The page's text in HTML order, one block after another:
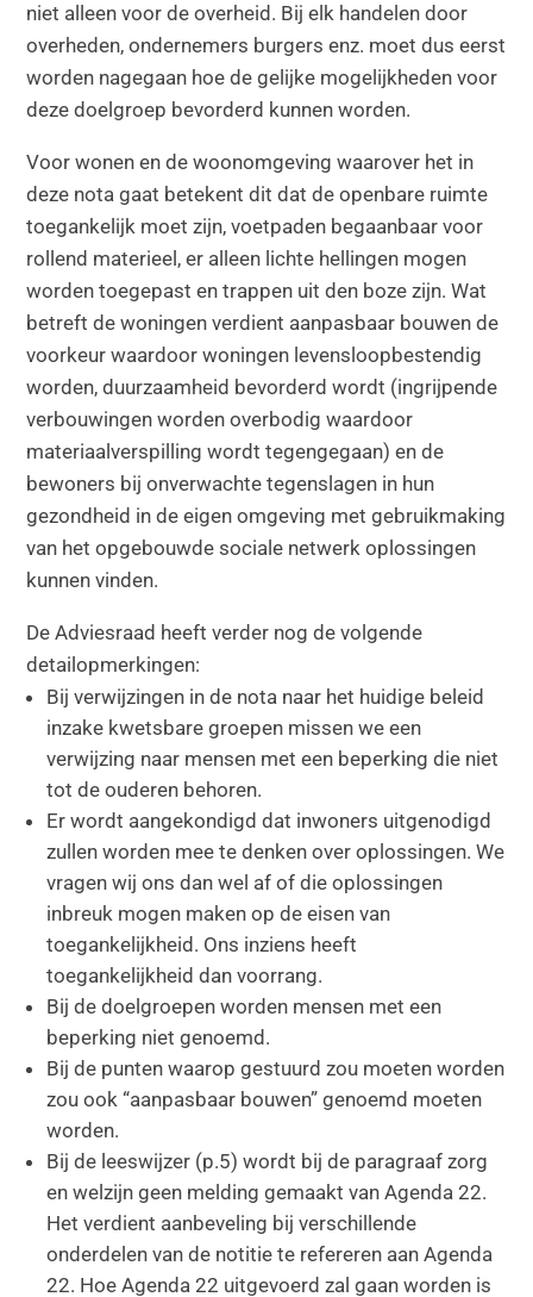
niet alleen voor de overheid. Bij elk handelen door
overheden, ondernemers burgers enz. moet dus eerst
worden nagegaan hoe de gelijke mogelijkheden voor
deze doelgroep bevorderd kunnen worden.
Voor wonen en de woonomgeving waarover het in
deze nota gaat betekent dit dat de openbare ruimte
toegankelijk moet zijn, voetpaden begaanbaar voor
rollend materieel, er alleen lichte hellingen mogen
worden toegepast en trappen uit den boze zijn. Wat
betreft de woningen verdient aanpasbaar bouwen de
voorkeur waardoor woningen levensloopbestendig
worden, duurzaamheid bevorderd wordt (ingrijpende
verbouwingen worden overbodig waardoor
materiaalverspilling wordt tegengegaan) en de
bewoners bij onverwachte tegenslagen in hun
gezondheid in de eigen omgeving met gebruikmaking
van het opgebouwde sociale netwerk oplossingen
kunnen vinden.
De Adviesraad heeft verder nog de volgende
detailopmerkingen:
Bij verwijzingen in de nota naar het huidige beleid
inzake kwetsbare groepen missen we een
verwijzing naar mensen met een beperking die niet
tot de ouderen behoren.
Er wordt aangekondigd dat inwoners uitgenodigd
zullen worden mee te denken over oplossingen. We
vragen wij ons dan wel af of die oplossingen
inbreuk mogen maken op de eisen van
toegankelijkheid. Ons inziens heeft
toegankelijkheid dan voorrang.
Bij de doelgroepen worden mensen met een
beperking niet genoemd.
Bij de punten waarop gestuurd zou moeten worden
zou ook “aanpasbaar bouwen” genoemd moeten
worden.
Bij de leeswijzer (p.5) wordt bij de paragraaf zorg
en welzijn geen melding gemaakt van Agenda 22.
Het verdient aanbeveling bij verschillende
onderdelen van de notitie te refereren aan Agenda
22. Hoe Agenda 22 uitgevoerd zal gaan worden is